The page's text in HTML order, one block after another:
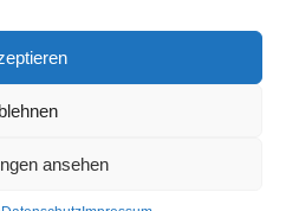
ansehen